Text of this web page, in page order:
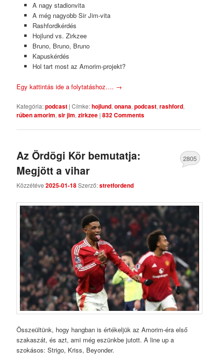
A nagy stadionvita
A még nagyobb Sir Jim-vita
Rashfordkérdés
Hojlund vs. Zirkzee
Bruno, Bruno, Bruno
Kapuskérdés
Hol tart most az Amorim-projekt?
Egy kattintás ide a folytatáshoz…. →
Kategória:podcast |Címke:hojlund,onana,podcast,rashford,
rúben amorim,sir jim,zirkzee |832 Comments
Az Ördögi Kör bemutatja:
Megjött a vihar
Közzétéve2025-01-18Szerző:stretfordend
2805
Összeültünk, hogy hangban is értékeljük az Amorim-éra első
szakaszát, és azt, ami még eszünkbe jutott. A line up a
szokásos: Strigo, Kriss, Beyonder.